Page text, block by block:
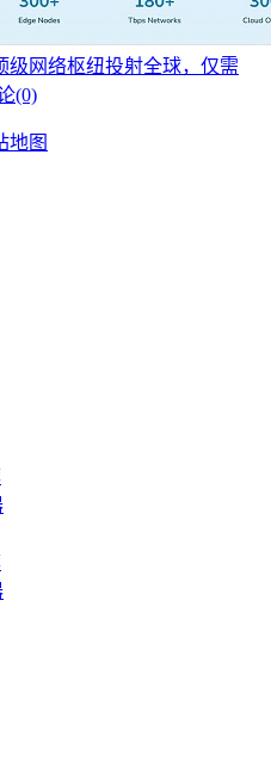
级网络枢纽投射全球，仅需
(0)
地图